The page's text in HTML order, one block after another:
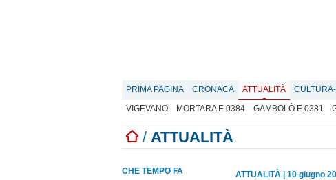
PRIMA PAGINA CRONACA ATTUALITÀ
VIGEVANO
MORTARA E 0384 GAMBOLÒ E 0381
/ ATTUALITÀ
CHE TEMPO FA ATTUALITÀ 10 giugno